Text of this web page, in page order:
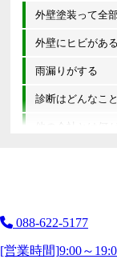
外壁塗装って全
外壁にヒビがあ
雨漏りがする
診断はどんなこ
他の会社とは何
088-622-5177
[営業時間]9:00～